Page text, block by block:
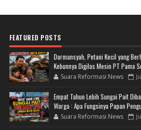
FEATURED POSTS
Darmansyah, Petani Kecil yang
Kebunnya Digilas Mesin PT Pama
Suara Reformasi News
Empat Tahun Lebih Sungai Pait
Warga : Apa Fungsinya Papan
Suara Reformasi News